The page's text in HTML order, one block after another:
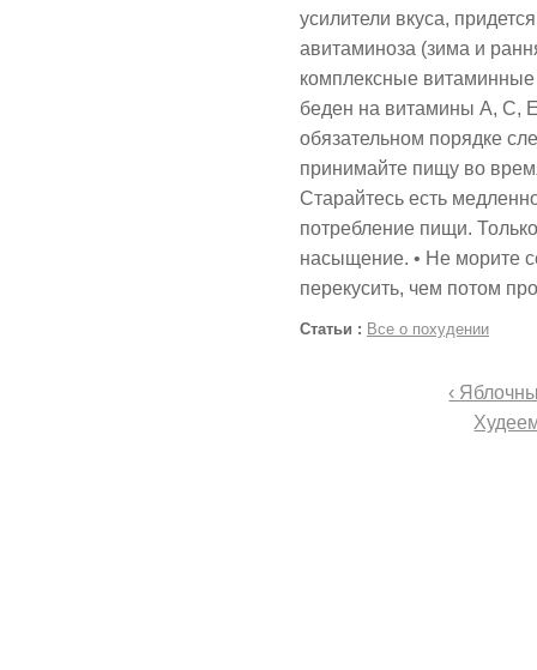
усилители вкуса,
авитаминоза (зима и
комплексные
беден на витамины A, С,
обязательном порядке
принимайте пищу во
Старайтесь есть
потребление пищи.
насыщение. • Не морите
перекусить, чем потом
Статьи : Все о похудении
‹